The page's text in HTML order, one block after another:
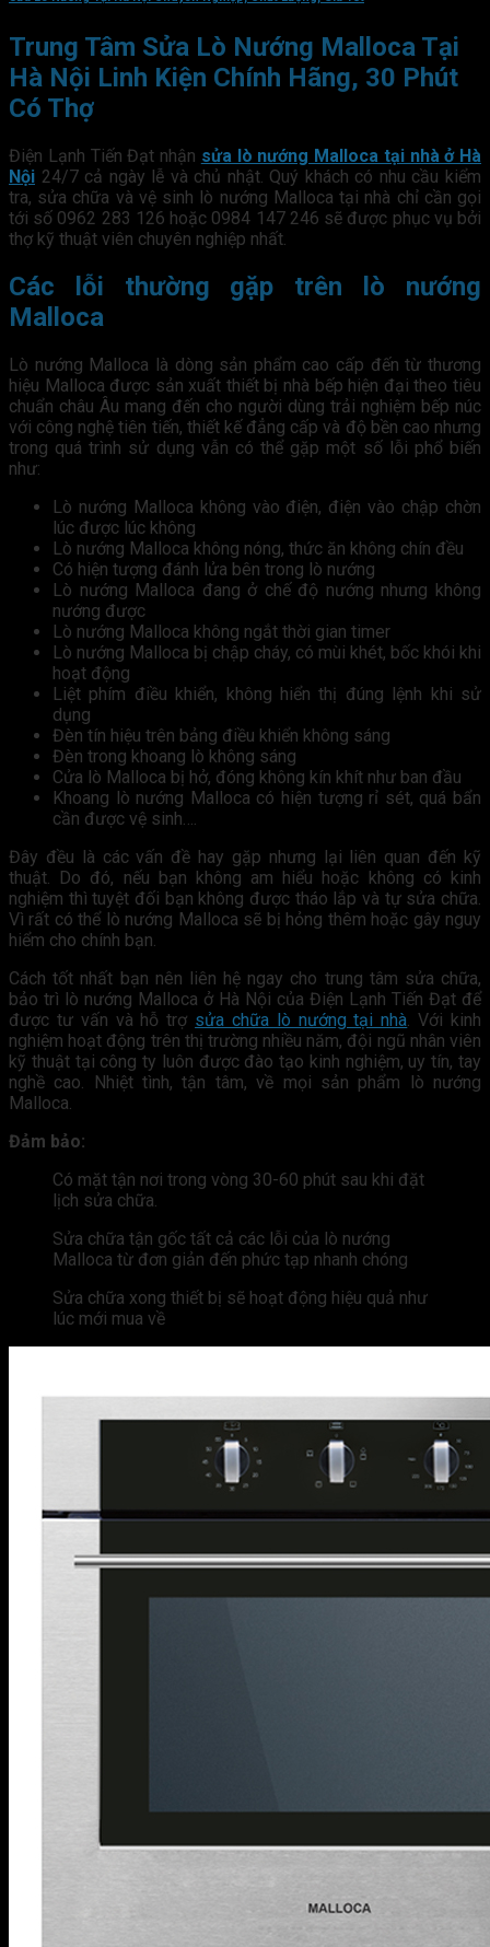
Trung Tâm Sửa Lò Nướng Malloca Tại
Hà Nội Linh Kiện Chính Hãng, 30 Phút
Có Thợ
Điện Lạnh Tiến Đạt nhận sửa lò nướng Malloca tại nhà ở Hà
Nội 24/7 cả ngày lễ và chủ nhật. Quý khách có nhu cầu kiểm
tra, sửa chữa và vệ sinh lò nướng Malloca tại nhà chỉ cần gọi
tới số 0962 283 126 hoặc 0984 147 246 sẽ được phục vụ bởi
thợ kỹ thuật viên chuyên nghiệp nhất.
Các lỗi thường gặp trên lò nướng
Malloca
Lò nướng Malloca là dòng sản phẩm cao cấp đến từ thương
hiệu Malloca được sản xuất thiết bị nhà bếp hiện đại theo tiêu
chuẩn châu Âu mang đến cho người dùng trải nghiệm bếp núc
với công nghệ tiên tiến, thiết kế đẳng cấp và độ bền cao nhưng
trong quá trình sử dụng vẫn có thể gặp một số lỗi phổ biến
như:
Lò nướng Malloca không vào điện, điện vào chập chờn
lúc được lúc không
Lò nướng Malloca không nóng, thức ăn không chín đều
Có hiện tượng đánh lửa bên trong lò nướng
Lò nướng Malloca đang ở chế độ nướng nhưng không
nướng được
Lò nướng Malloca không ngắt thời gian timer
Lò nướng Malloca bị chập cháy, có mùi khét, bốc khói khi
hoạt động
Liệt phím điều khiển, không hiển thị đúng lệnh khi sử
dụng
Đèn tín hiệu trên bảng điều khiển không sáng
Đèn trong khoang lò không sáng
Cửa lò Malloca bị hở, đóng không kín khít như ban đầu
Khoang lò nướng Malloca có hiện tượng rỉ sét, quá bẩn
cần được vệ sinh….
Đây đều là các vấn đề hay gặp nhưng lại liên quan đến kỹ
thuật. Do đó, nếu bạn không am hiểu hoặc không có kinh
nghiệm thì tuyệt đối bạn không được tháo lắp và tự sửa chữa.
Vì rất có thể lò nướng Malloca sẽ bị hỏng thêm hoặc gây nguy
hiểm cho chính bạn.
Cách tốt nhất bạn nên liên hệ ngay cho trung tâm sửa chữa,
bảo trì lò nướng Malloca ở Hà Nội của Điện Lạnh Tiến Đạt để
được tư vấn và hỗ trợ sửa chữa lò nướng tại nhà . Với kinh
nghiệm hoạt động trên thị trường nhiều năm, đội ngũ nhân viên
kỹ thuật tại công ty luôn được đào tạo kinh nghiệm, uy tín, tay
nghề cao. Nhiệt tình, tận tâm, về mọi sản phẩm lò nướng
Malloca.
Đảm bảo:
Có mặt tận nơi trong vòng 30-60 phút sau khi đặt
lịch sửa chữa.
Sửa chữa tận gốc tất cả các lỗi của lò nướng
Malloca từ đơn giản đến phức tạp nhanh chóng
Sửa chữa xong thiết bị sẽ hoạt động hiệu quả như
lúc mới mua về